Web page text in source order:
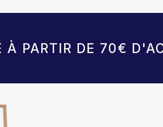
À PARTIR DE 70€